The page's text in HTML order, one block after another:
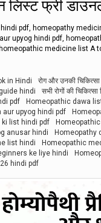
लिस्ट फ्री
pdf, homeopathy
upyog hindi pdf,
medicine list A
in Hindi रोग और उनकी चिकित्सा
hindi
सभी रोगों की चिकित्सा
pdf
Homeopathic dawa
upyog hindi pdf
ki list hindi pdf
anusar hindi
Homeopathy
list hindi
Homeopathic
ke liye hindi
hindi pdf